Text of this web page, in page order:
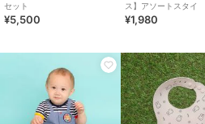
セット
¥5,500
ス】アソートスタイ
¥1,980